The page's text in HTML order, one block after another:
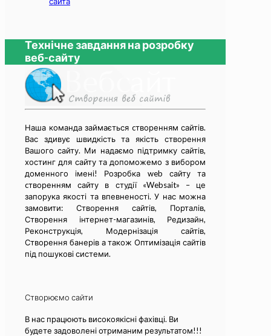
Технічне завдання на розробку
веб-сайту
Наша команда займається cтворенням сайтів.
Вас здивує швидкість та якість створення
Вашого сайту. Ми надаємо підтримку сайтів,
хостинг для сайту та допоможемо з вибором
доменного імені! Розробка web сайту та
cтворенням сайту в студії «Websait» – це
запорука якості та впевненості. У нас можна
замовити: Створення сайтів, Порталів,
Створення інтернет-магазинів, Редизайн,
Реконструкція, Модернізація сайтів,
Створення банерів а також Оптимізація сайтів
під пошукові системи.
Створюємо сайти
В нас працюють високоякісні фахівці. Ви
будете задоволені отриманим результатом!!!